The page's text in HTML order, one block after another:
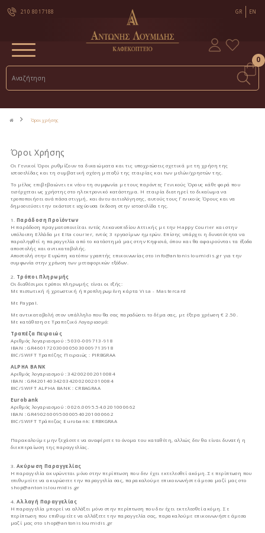
210 8017188 GR EN
0
Όροι χρήσης
Όροι Χρήσης
Οι Γενικοί Όροι ρυθμίζουν τα δικαιώματα και τις υποχρεώσεις σχετικά με τη χρήση της
ιστοσελίδας και τη συμβατική σχέση μεταξύ της εταιρίας και των μελών/χρηστών της.
Το μέλος επιβεβαιώνει εκ νέου τη συμφωνία με τους παρόντες Γενικούς Όρους κάθε φορά που
εισέρχεται ως χρήστης στο ηλεκτρονικό κατάστημα. Η εταιρία διατηρεί το δικαίωμα να
τροποποιήσει ανά πάσα στιγμή, και άνευ αιτιολόγησης, αυτούς τους Γενικούς Όρους και να
δημοσιεύσει την εκάστοτε ισχύουσα έκδοση στην ιστοσελίδα της.
1. Παράδοση Προϊόντων
Η παράδοση πραγματοποιείται εντός Λεκανοπεδίου Αττικής με την Happy Courier και στην
υπόλοιπη Ελλάδα με Elta courier, εντός 3 εργασίμων ημερών. Επίσης υπάρχει η δυνατότητα να
παραληφθεί η παραγγελία από το κατάστημά μας στην Κηφισιά, όπου και θα αφαιρούνται τα έξοδα
αποστολής και αντικαταβολής.
Αποστολή στην Ευρώπη κατόπιν γραπτής επικοινωνίας στο info@antonisloumidis.gr για την
συμφωνία στην χρέωση των μεταφορικών εξόδων.
2.
Τρόποι Πληρωμής
Οι διαθέσιμοι τρόποι πληρωμής είναι οι εξής:
Με πιστωτική ή χρεωστική ή προπληρωμένη κάρτα Visa - Mastercard
Με Paypal.
Με αντικαταβολή στον υπάλληλο που θα σας παραδώσει το δέμα σας, με έξτρα χρέωση € 2.50.
Mε κατάθεση σε Τραπεζικό Λογαριασμό:
Τραπέζα Πειραιώς
Αριθμός λογαριασμού : 5030-009713-918
ΙΒΑΝ : GR4601720300005030009713918
BIC/SWIFT Τραπέζης Πειραιώς : PIRBGRAA
ALPHA BANK
Αριθμός λογαριασμού : 342002002010084
ΙΒΑΝ : GR4201403420342002002010084
BIC/SWIFT ALPHA BANK : CRBAGRAA
Eurobank
Αριθμός λογαριασμού : 0026.0095.54.0201000662
ΙΒΑΝ : GR4902600950000540201000662
BIC/SWIFT Τράπεζας Eurobank: ERBKGRAA
Παρακαλούμε μην ξεχάσετε να αναφέρετε το όνομα του καταθέτη, αλλιώς δεν θα είναι δυνατή η
διεκπεραίωση της παραγγελίας.
3. Ακύρωση Παραγγελίας
Η παραγγελία ακυρώνεται μόνο στην περίπτωση που δεν έχει εκτελεσθεί ακόμη. Σε περίπτωση που
επιθυμείτε να ακυρώσετε την παραγγελία σας, παρακαλούμε επικοινωνήστε άμεσα μαζί μας στο
shop@antonisloumidis.gr
4. Αλλαγή Παραγγελίας
Η παραγγελία μπορεί να αλλάξει μόνο στην περίπτωση που δεν έχει εκτελεσθεί ακόμη. Σε
περίπτωση που επιθυμείτε να αλλάξετε την παραγγελία σας, παρακαλούμε επικοινωνήστε άμεσα
μαζί μας στο shop@antonisloumidis.gr